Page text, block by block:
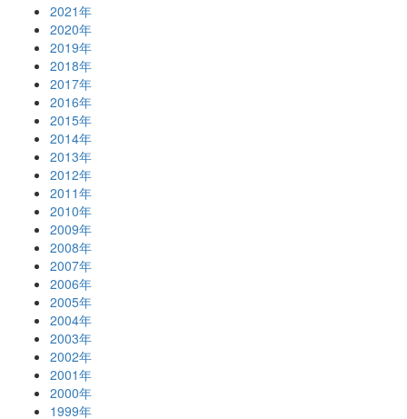
2021年
2020年
2019年
2018年
2017年
2016年
2015年
2014年
2013年
2012年
2011年
2010年
2009年
2008年
2007年
2006年
2005年
2004年
2003年
2002年
2001年
2000年
1999年